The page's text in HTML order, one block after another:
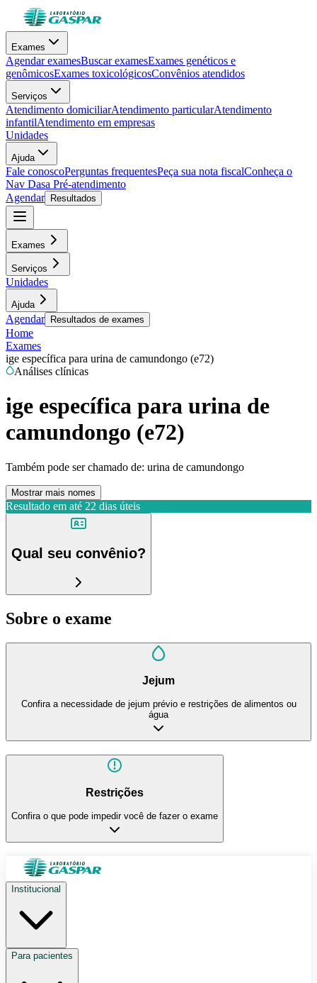
Exames
Agendar examesBuscar examesExames genéticos e
genômicosExames toxicológicosConvênios atendidos
Serviços
Atendimento domiciliarAtendimento particularAtendimento
infantilAtendimento em empresas
Unidades
Ajuda
Fale conoscoPerguntas frequentesPeça sua nota fiscalConheça o
Nav Dasa Pré-atendimento
Agendar
Resultados
Exames
Serviços
Unidades
Ajuda
Agendar Resultados de exames
Home
Exames
ige específica para urina de camundongo (e72)
Análises clínicas
ige específica para urina de
camundongo (e72)
Também pode ser chamado de: urina de camundongo
Mostrar mais nomes
Resultado em até 22 dias úteis
Qual seu convênio?
Sobre o exame
Jejum
Confira a necessidade de jejum prévio e restrições de alimentos ou
água
Restrições
Confira o que pode impedir você de fazer o exame
Institucional
Para pacientes